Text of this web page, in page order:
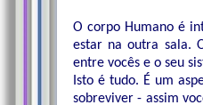
O corpo Humano é
estar na outra sala.
entre vocês e o seu
Isto é tudo. É um
sobreviver - assim